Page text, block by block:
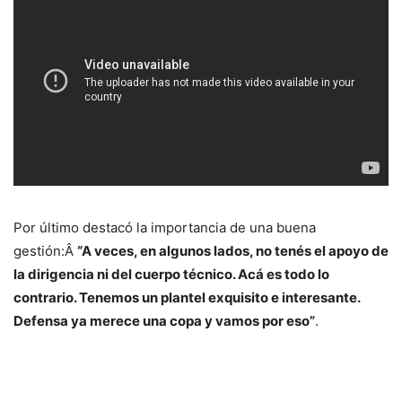
Por último destacó la importancia de una buena
gestión:Â “A veces, en algunos lados, no tenés el apoyo de
la dirigencia ni del cuerpo técnico. Acá es todo lo
contrario. Tenemos un plantel exquisito e interesante.
Defensa ya merece una copa y vamos por eso”.